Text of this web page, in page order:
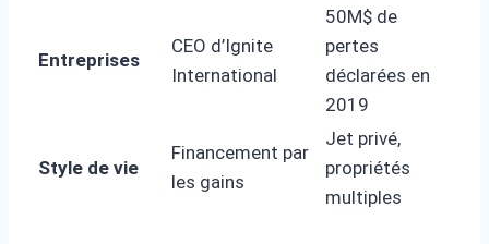
Entreprises
CEO d’Ignite
International
50M$ de
pertes
déclarées en
2019
Style de vie
Financement par
les gains
Jet privé,
propriétés
multiples